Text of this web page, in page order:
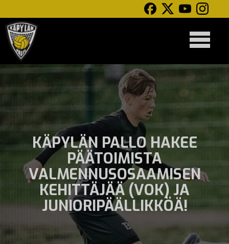
KÄPYLÄN PALLO HAKEE
PÄÄTOIMISTA
VALMENNUSOSAAMISEN
KEHITTÄJÄÄ (VOK) JA
JUNIORIPÄÄLLIKKÖÄ!